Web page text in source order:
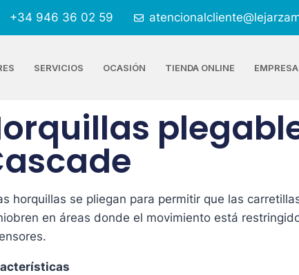
+34 946 36 02 59
SERVICIOS OCASIÓN TIENDA ONLINE EMPRESA
horquillas se pliegan para permitir que las
en áreas donde el movimiento está